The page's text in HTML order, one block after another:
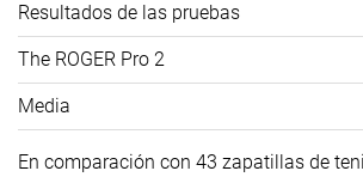
Resultados de las pruebas
The ROGER Pro 2
Media
En comparación con 43 zapatillas de